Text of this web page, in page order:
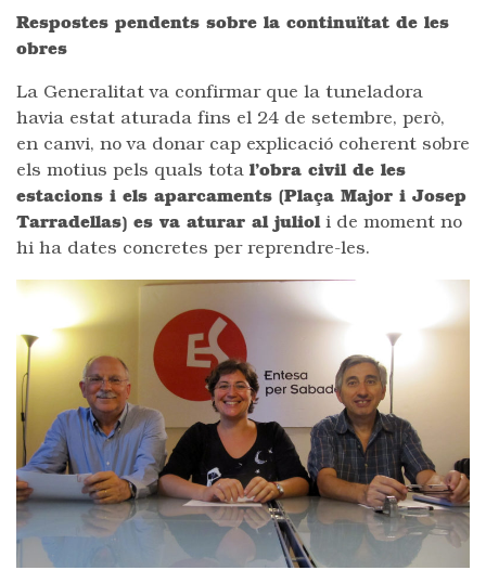
Respostes pendents sobre la continuïtat de les
obres
La Generalitat va confirmar que la tuneladora
havia estat aturada fins el 24 de setembre, però,
en canvi, no va donar cap explicació coherent sobre
els motius pels quals tota l’obra civil de les
estacions i els aparcaments (Plaça Major i Josep
Tarradellas) es va aturar al julioli de moment no
hi ha dates concretes per reprendre-les.